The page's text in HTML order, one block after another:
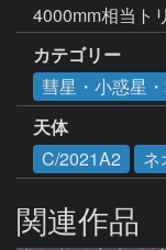
4000mm相当ト
カテゴリー
彗星・小惑星
天体
C/2021A2
ネ
関連作品